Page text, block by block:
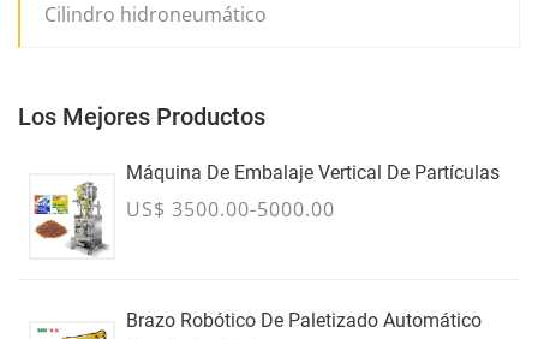
Cilindro hidroneumático
Los Mejores Productos
Máquina De Embalaje Vertical De Partículas
US$ 3500.00-5000.00
Brazo Robótico De Paletizado Automático